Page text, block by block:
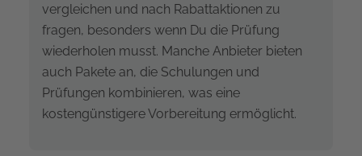
vergleichen und nach Rabattaktionen zu
fragen, besonders wenn Du die Prüfung
wiederholen musst. Manche Anbieter bieten
auch Pakete an, die Schulungen und
Prüfungen kombinieren, was eine
kostengünstigere Vorbereitung ermöglicht.